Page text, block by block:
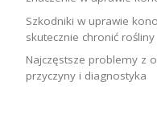
Szkodniki w uprawie
skutecznie chronić
Najczęstsze problemy z
przyczyny i diagnostyka